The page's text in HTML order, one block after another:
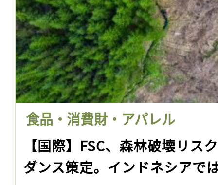
食品・消費財・アパレル
【国際】FSC、森林破壊リス
ダンス策定。インドネシアで